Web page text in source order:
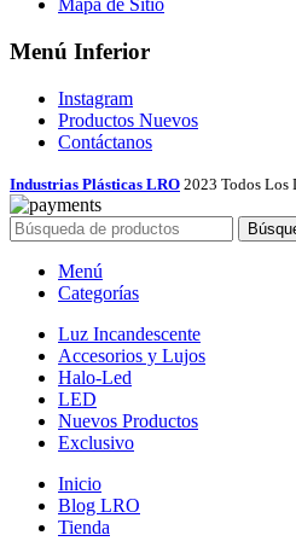
Mapa de Sitio
Menú Inferior
Instagram
Productos Nuevos
Contáctanos
Industrias Plásticas LRO 2023 Todos Los
Menú
Categorías
Luz Incandescente
Accesorios y Lujos
Halo-Led
LED
Nuevos Productos
Exclusivo
Inicio
Blog LRO
Tienda